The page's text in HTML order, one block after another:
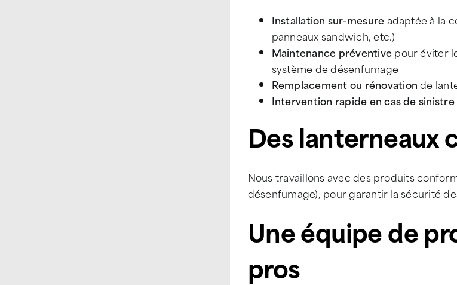
Installation sur-mesureadaptée à la
panneaux sandwich, etc.)
Maintenance préventivepour éviter
système de désenfumage
Remplacement ou rénovationde
Intervention rapide en cas de sinistre
Des lanterneaux
Nous travaillons avec des produits
désenfumage), pour garantir la sécurité
Une équipe de
pros